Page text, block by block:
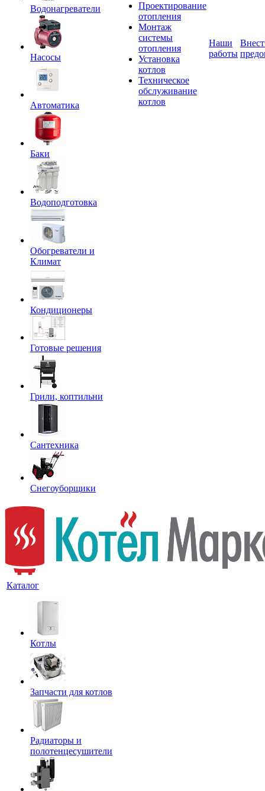
Водонагреватели
Насосы
Автоматика
Баки
Водоподготовка
Обогреватели и
Климат
Кондиционеры
Готовые решения
Грили, коптильни
Сантехника
Снегоуборщики
Проектирование
отопления
Монтаж
системы
отопления
Установка
котлов
Техническое
обслуживание
котлов
Наши
работы
Каталог
Котлы
Запчасти для котлов
Радиаторы и
полотенцесушители